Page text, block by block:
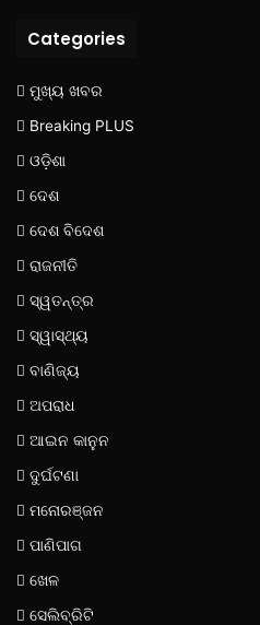
Categories
ମୁଖ୍ୟ ଖବର
Breaking PLUS
ଓଡ଼ିଶା
ଦେଶ
ଦେଶ ବିଦେଶ
ରାଜନୀତି
ସ୍ୱତନ୍ତ୍ର
ସ୍ୱାସ୍ଥ୍ୟ
ବାଣିଜ୍ୟ
ଅପରାଧ
ଆଇନ କାନୁନ
ଦୁର୍ଘଟଣା
ମନୋରଞ୍ଜନ
ପାଣିପାଗ
ଖେଳ
ସେଲିବ୍ରିଟି